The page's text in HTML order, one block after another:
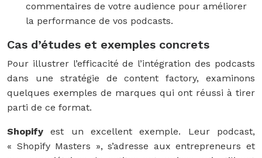
commentaires de votre audience pour améliorer
la performance de vos podcasts.
Cas d’études et exemples concrets
Pour illustrer l’efficacité de l’intégration des podcasts
dans une stratégie de content factory, examinons
quelques exemples de marques qui ont réussi à tirer
parti de ce format.
Shopifyest un excellent exemple. Leur podcast,
« Shopify Masters », s’adresse aux entrepreneurs et